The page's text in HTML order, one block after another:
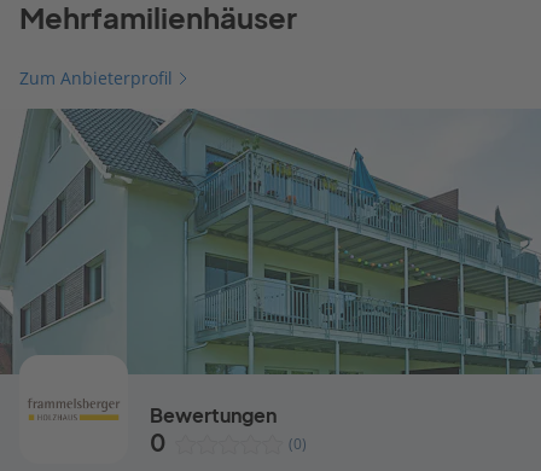
Mehrfamilienhäuser
Zum Anbieterprofil
Bewertungen
0 (0)